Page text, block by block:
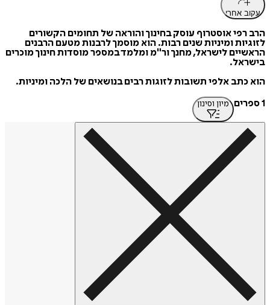
עקוב אחרי
הרב רפי אוסטרוף עוסק בחינוך והוראה של תחומים הקשורים
לזוגיות ומיניות שנים רבות. הוא מוסמך לרבנות מטעם הרבנים
הראשיים לישראל, מחנך ור"מ ומלמד במספר מוסדות חינוך מוכרים
בישראל.
הוא כתב אלפי תשובות לזוגות רבים בנושאים של הלכה ומיניות.
1 ספרים
מיון וסינון